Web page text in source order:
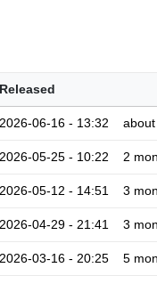
Released
2026-06-16 - 13:32
2026-05-25 - 10:22 2
2026-05-12 - 14:51 3
2026-04-29 - 21:41 3
2026-03-16 - 20:25 5